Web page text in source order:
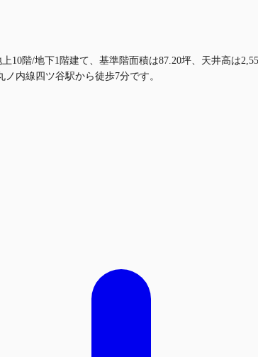
10階/地下1階建て、基準階面積は87.20坪、天井高は
内線四ツ谷駅から徒歩7分です。